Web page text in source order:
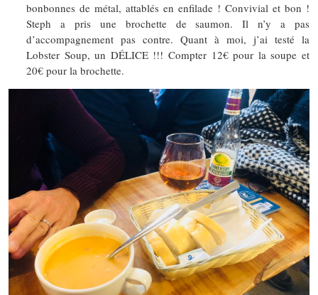
bonbonnes de métal, attablés en enfilade ! Convivial et bon !
Steph a pris une brochette de saumon. Il n’y a pas
d’accompagnement pas contre. Quant à moi, j’ai testé la
Lobster Soup, un DÉLICE !!! Compter 12€ pour la soupe et
20€ pour la brochette.